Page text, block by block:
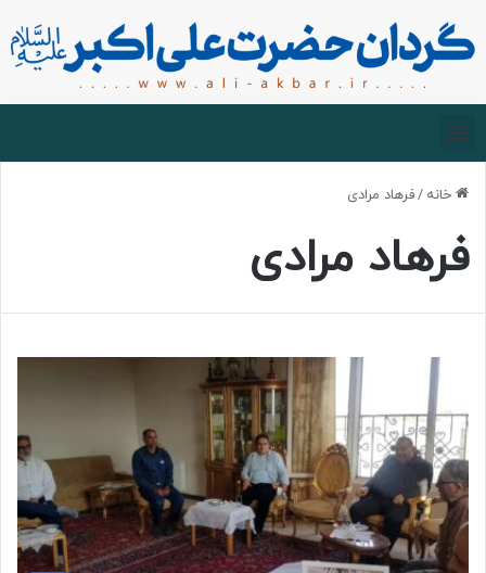
خانه /فرهاد مرادی
فرهاد مرادی